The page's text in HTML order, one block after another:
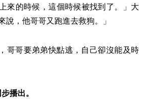
來的時候，這個時候被找到了。」大
，他哥哥又跑進去救狗。」
哥哥要弟弟快點逃，自己卻沒能及時
播出。